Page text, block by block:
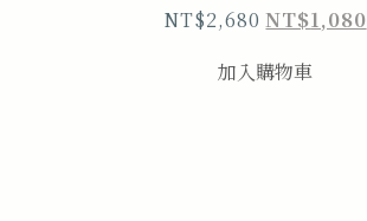
NT$2,680 NT$1,080
加入購物車